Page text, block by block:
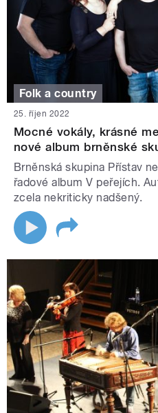
Folk a country
25. říjen 2022
Mocné vokály, krásné
nové album brněnské
Brněnská skupina Přístav
řadové album V peřejích.
zcela nekriticky nadšený.